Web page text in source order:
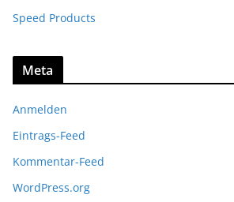
Speed Products
Meta
Anmelden
Eintrags-Feed
Kommentar-Feed
WordPress.org